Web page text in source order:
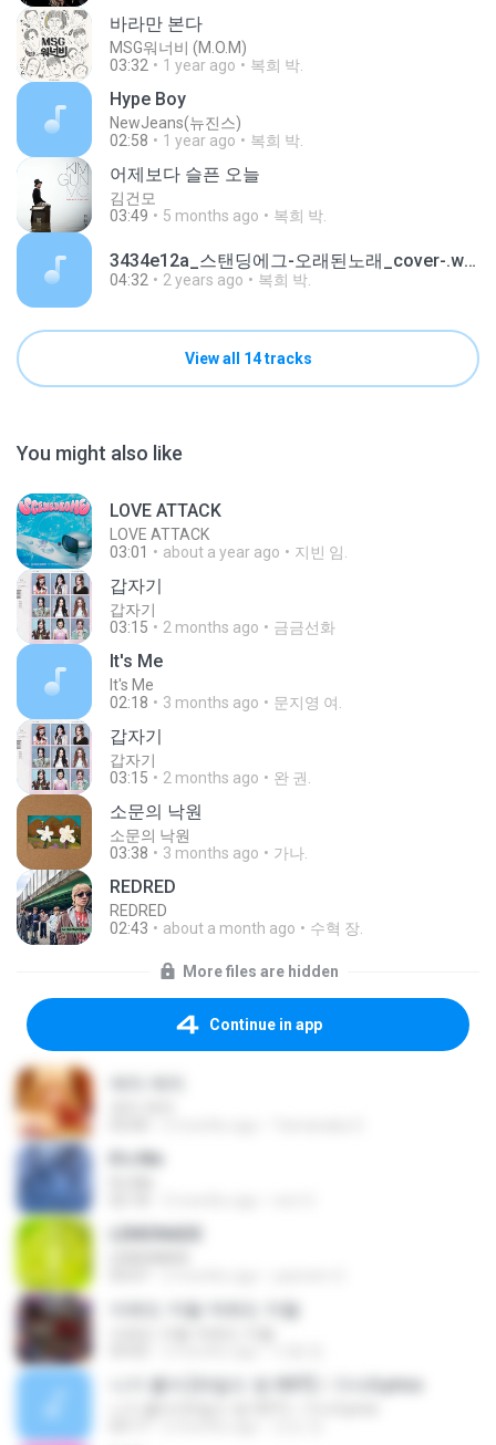
바라만 본다
MSG워너비 (M.O.M)
03:32
1 year ago 복희 박.
Hype Boy
NewJeans(뉴진스)
02:58
1 year ago 복희 박.
어제보다 슬픈 오늘
김건모
03:49
5 months ago 복희 박.
3434e12a_스탠딩에그-오래된노래_cover-.wav
04:32 2 years ago 복희 박.
View all 14 tracks
You might also like
LOVE ATTACK
LOVE ATTACK
03:01
about a year ago 지빈 임.
갑자기
갑자기
03:15
2 months ago 금금선화
It′s Me
It′s Me
02:18
3 months ago 문지영 여.
갑자기
갑자기
03:15
2 months ago 완 권.
소문의 낙원
소문의 낙원
03:38
3 months ago 가나.
REDRED
REDRED
02:43
about a month ago 수혁 장.
More files are hidden
Continue in app
It′s Me
LEMONADE
이래도 지랄 저래도 지랄
니가 좋아 [와일드 씽 OST]ㅣ가사/Lyrics